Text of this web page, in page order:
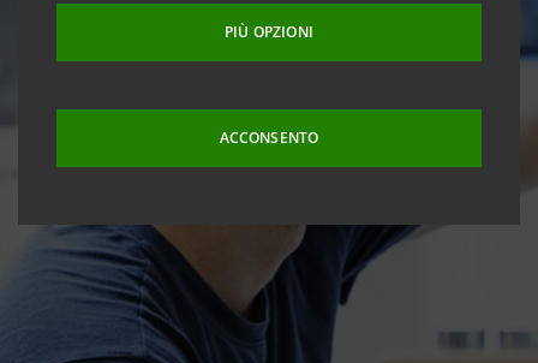
PIÙ OPZIONI
ACCONSENTO